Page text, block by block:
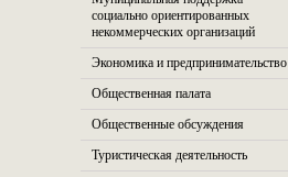
социально ориентированных
некоммерческих организаций
Экономика и предпринимательство
Общественная палата
Общественные обсуждения
Туристическая деятельность